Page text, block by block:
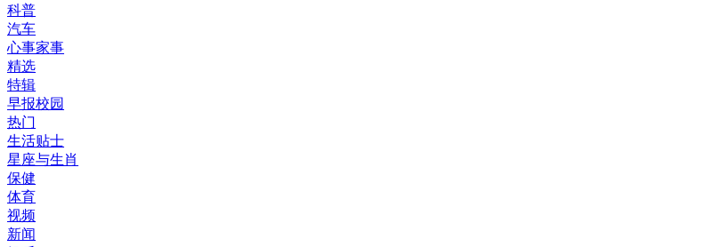
科普
汽车
心事家事
精选
特辑
早报校园
热门
生活贴士
星座与生肖
保健
体育
视频
新闻